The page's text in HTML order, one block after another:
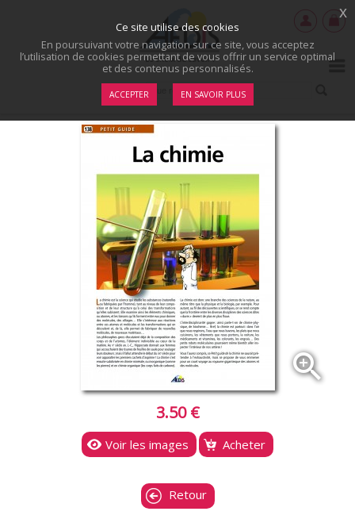
zoom_in
3.50 €
Voir les images Acheter
Retour
Ce site utilise des cookies
En poursuivant votre navigation sur ce site, vous acceptez
l’utilisation de cookies permettant de vous offrir un service optimal
et des contenus personnalisés.
ACCEPTER EN SAVOIR PLUS
x